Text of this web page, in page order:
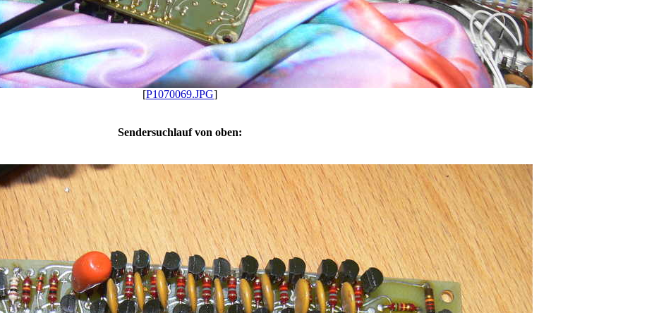
[P1070069.JPG]
Sendersuchlauf von oben: